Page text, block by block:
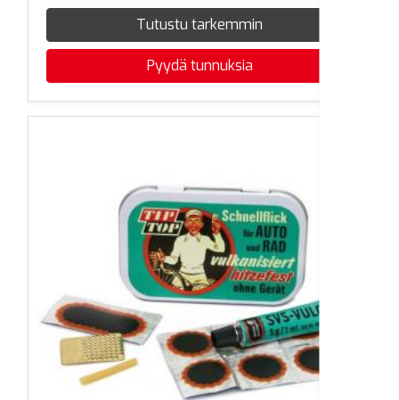
Tutustu tarkemmin
Pyydä tunnuksia